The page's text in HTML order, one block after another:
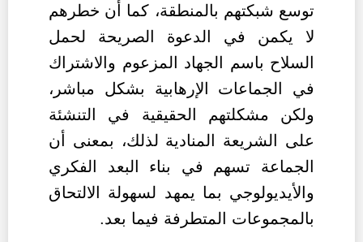
توسع شبكتهم بالمنطقة، كما أن خطرهم
لا يكمن في الدعوة الصريحة لحمل
السلاح باسم الجهاد المزعوم والاشتراك
في الجماعات الإرهابية بشكل مباشر،
ولكن مشكلتهم الحقيقية في التنشئة
على الشريعة المنادية لذلك، بمعنى أن
الجماعة تسهم في بناء البعد الفكري
والأيديولوجي بما يمهد لسهولة الالتحاق
بالمجموعات المتطرفة فيما بعد.